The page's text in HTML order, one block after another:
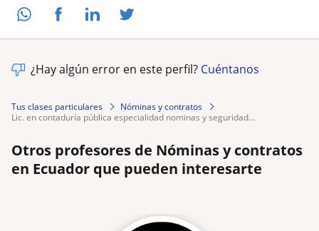
¿Hay algún error en este perfil? Cuéntanos
Tus clases particulares
Nóminas y contratos
lic. en contaduría pública especialidad nominas y seguridad...
Otros profesores de Nóminas y contratos
en Ecuador que pueden interesarte